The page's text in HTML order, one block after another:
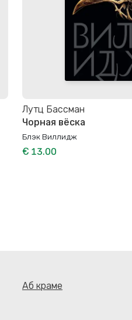
Лутц Бассман
Чорная вёска
Блэк Виллидж
€ 13.00
Аб краме